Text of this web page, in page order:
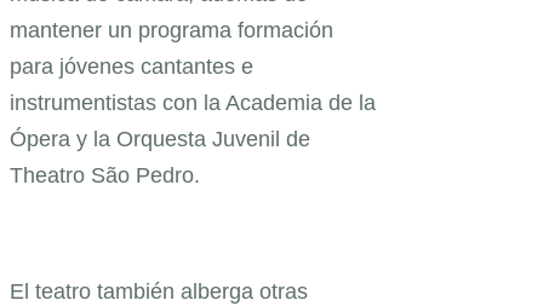
mantener un programa formación
para jóvenes cantantes e
instrumentistas con la Academia de la
Ópera y la Orquesta Juvenil de
Theatro São Pedro.
El teatro también alberga otras